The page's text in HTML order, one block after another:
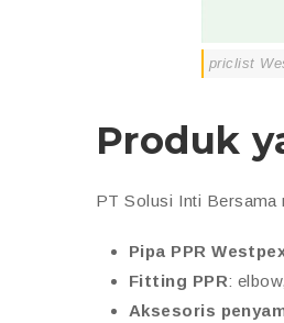
priclist
Produk
PT Solusi Inti Bersama
Pipa PPR
Fitting PPR:
Aksesoris